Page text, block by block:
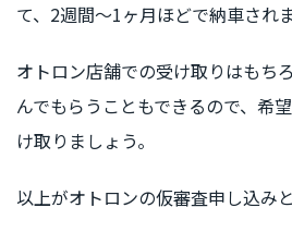
て、2週間〜1ヶ月ほどで納車されま
オトロン店舗での受け取りはもち
んでもらうこともできるので、希
け取りましょう。
以上がオトロンの仮審査申し込み